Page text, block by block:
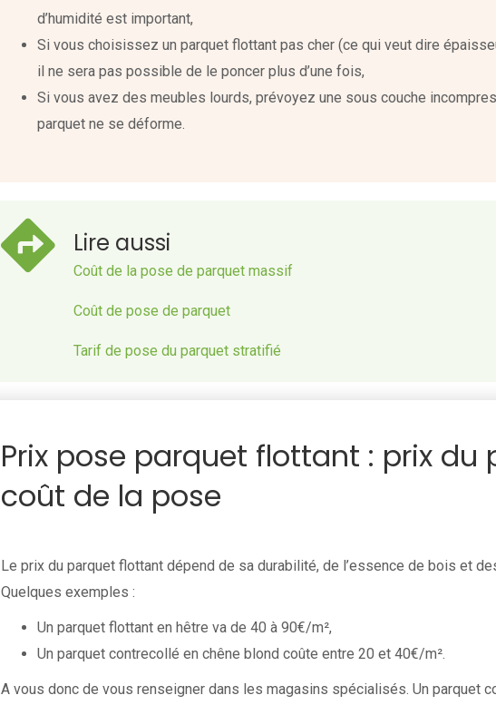
d’humidité est important,
Si vous choisissez un parquet flottant pas cher (ce qui veut dire
il ne sera pas possible de le poncer plus d’une fois,
Si vous avez des meubles lourds, prévoyez une sous couche
parquet ne se déforme.
Lire aussi
Coût de la pose de parquet massif
Coût de pose de parquet
Tarif de pose du parquet stratifié
Prix pose parquet flottant : prix du
coût de la pose
Le prix du parquet flottant dépend de sa durabilité, de l’essence de bois et
Quelques exemples :
Un parquet flottant en hêtre va de 40 à 90€/m²,
Un parquet contrecollé en chêne blond coûte entre 20 et 40€/m².
A vous donc de vous renseigner dans les magasins spécialisés. Un parquet